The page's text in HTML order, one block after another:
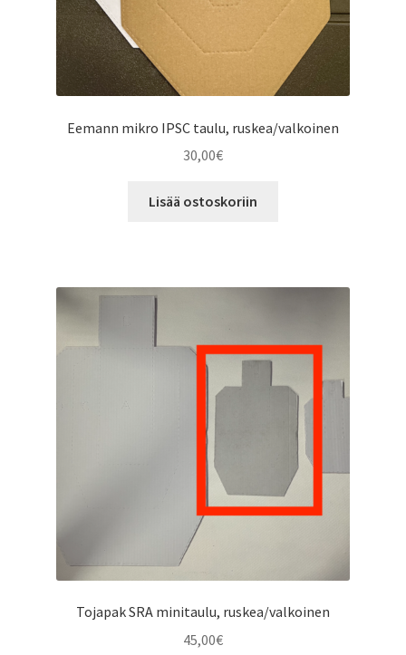
Eemann mikro IPSC taulu, ruskea/valkoinen
30,00€
Lisää ostoskoriin
Tojapak SRA minitaulu, ruskea/valkoinen
45,00€